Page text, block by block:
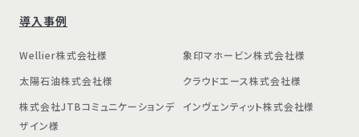
導入事例
Wellier株式会社様
象印マホービン株式会社様
太陽石油株式会社様
クラウドエース株式会社様
株式会社JTBコミュニケーションデ
ザイン様
インヴェンティット株式会社様